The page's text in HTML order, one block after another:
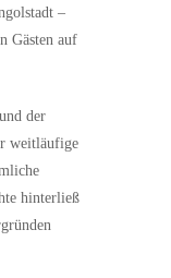
–
Gästen auf
der
weitläufige
hinterließ